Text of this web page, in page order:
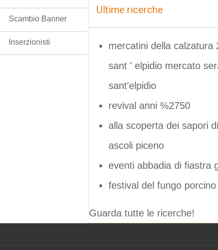
Ultime ricerche
mercatini della
sant ' elpidio mercato
sant'elpidio
revival anni %2750
alla scoperta dei sapori
ascoli piceno
eventi abbadia di fiastra
festival del fungo
Guarda tutte le ricerche!
Scambio Banner
Inserzionisti